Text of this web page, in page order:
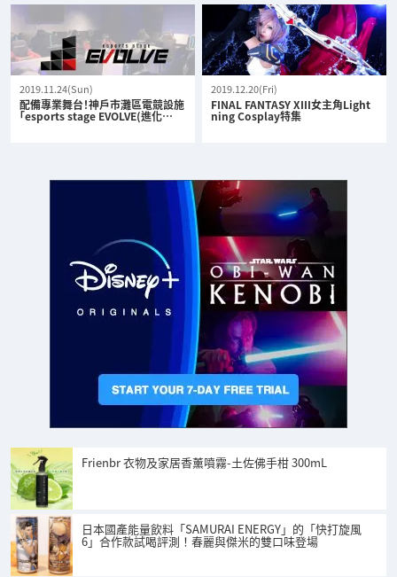
2019.11.24(Sun)
配備專業舞台！神戶市灘區電競設施
「esports stage EVOLVE(進化…
2019.12.20(Fri)
FINAL FANTASY XIII女主角Light
ning Cosplay特集
Frienbr 衣物及家居香薰噴霧-土佐佛手柑 300mL
日本國產能量飲料「SAMURAI ENERGY」的「快打旋風
6」合作款試喝評測！春麗與傑米的雙口味登場